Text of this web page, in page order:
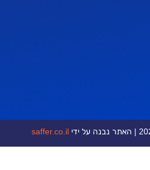
saffer.co.il